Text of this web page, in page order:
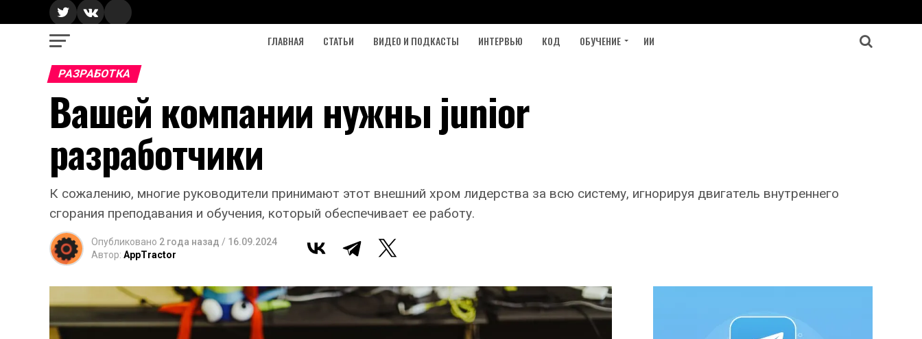
ГЛАВНАЯ СТАТЬИ ВИДЕО И ПОДКАСТЫ ИНТЕРВЬЮ КОД ОБУЧЕНИЕ ИИ
РАЗРАБОТКА
Вашей компании нужны junior
разработчики
К сожалению, многие руководители принимают этот внешний хром лидерства за всю систему, игнорируя двигатель внутреннего
сгорания преподавания и обучения, который обеспечивает ее работу.
Опубликовано 2 года назад / 16.09.2024
Автор: AppTractor